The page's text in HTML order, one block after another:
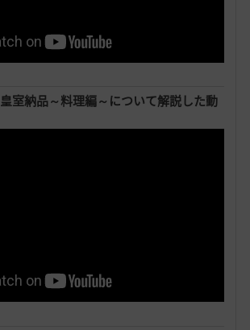
皇室納品～料理編～について解説した動